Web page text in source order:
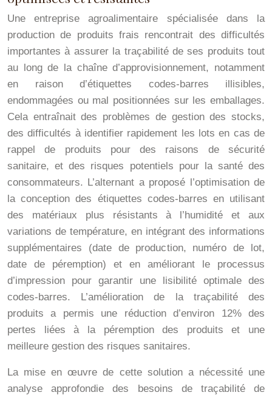
Une entreprise agroalimentaire spécialisée dans la
production de produits frais rencontrait des difficultés
importantes à assurer la traçabilité de ses produits tout
au long de la chaîne d’approvisionnement, notamment
en raison d’étiquettes codes-barres illisibles,
endommagées ou mal positionnées sur les emballages.
Cela entraînait des problèmes de gestion des stocks,
des difficultés à identifier rapidement les lots en cas de
rappel de produits pour des raisons de sécurité
sanitaire, et des risques potentiels pour la santé des
consommateurs. L’alternant a proposé l’optimisation de
la conception des étiquettes codes-barres en utilisant
des matériaux plus résistants à l’humidité et aux
variations de température, en intégrant des informations
supplémentaires (date de production, numéro de lot,
date de péremption) et en améliorant le processus
d’impression pour garantir une lisibilité optimale des
codes-barres. L’amélioration de la traçabilité des
produits a permis une réduction d’environ 12% des
pertes liées à la péremption des produits et une
meilleure gestion des risques sanitaires.
La mise en œuvre de cette solution a nécessité une
analyse approfondie des besoins de traçabilité de